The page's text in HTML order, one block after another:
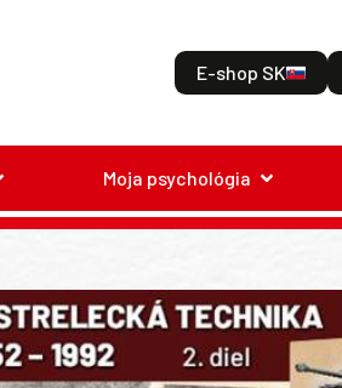
E-shop SK
Moja psychológia